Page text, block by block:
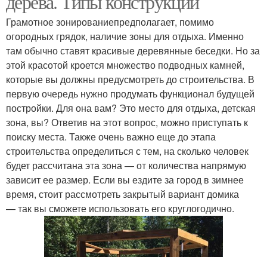
Грамотное зонированиепредполагает, помимо
огородных грядок, наличие зоны для отдыха. Именно
там обычно ставят красивые деревянные беседки. Но за
этой красотой кроется множество подводных камней,
которые вы должны предусмотреть до строительства. В
первую очередь нужно продумать функционал будущей
постройки. Для она вам? Это место для отдыха, детская
зона, вы? Ответив на этот вопрос, можно приступать к
поиску места. Также очень важно еще до этапа
строительства определиться с тем, на сколько человек
будет рассчитана эта зона — от количества напрямую
зависит ее размер. Если вы ездите за город в зимнее
время, стоит рассмотреть закрытый вариант домика
— так вы сможете использовать его круглогодично.